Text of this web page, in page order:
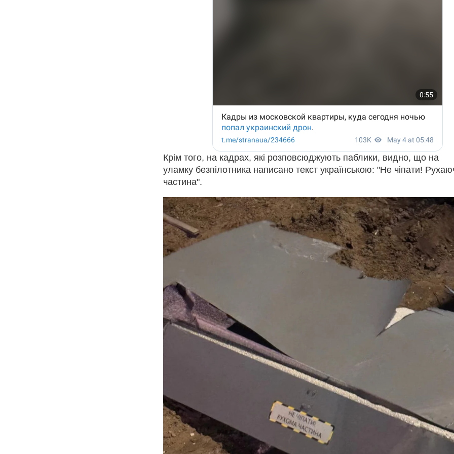
Крім того, на кадрах, які розповсюджують паблики, видно, що на
уламку безпілотника написано текст українською: "Не чіпати!
частина".